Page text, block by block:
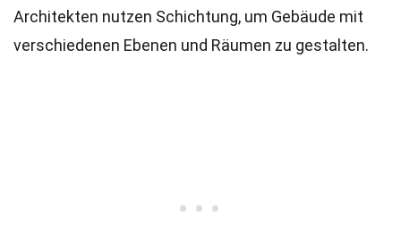
Architekten nutzen Schichtung, um Gebäude mit
verschiedenen Ebenen und Räumen zu gestalten.